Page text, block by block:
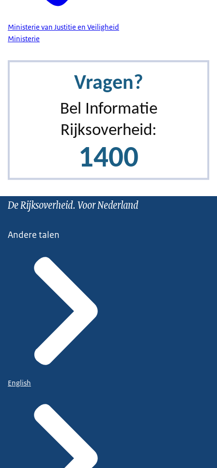
Ministerie van Justitie en Veiligheid
Ministerie
De Rijksoverheid. Voor Nederland
Andere talen
English